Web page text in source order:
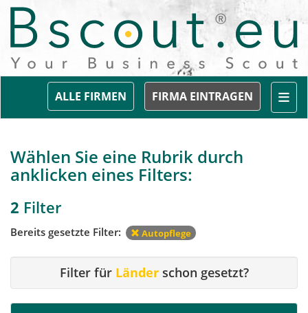
FIRMA EINTRAGEN
ALLE FIRMEN
Wählen Sie eine Rubrik durch
anklicken eines Filters:
2 Filter
Bereits gesetzte Filter: Autopflege
Filter für Länderschon gesetzt?